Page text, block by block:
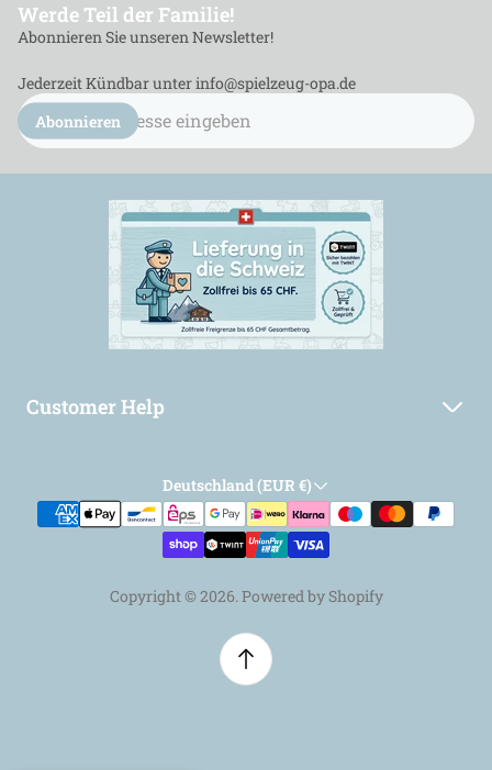
Werde Teil der Familie!
Abonnieren Sie unseren Newsletter!
Jederzeit Kündbar unter info@spielzeug-opa.de
E-
Mail
Adresse
Abonnieren
Customer Help
Allgemeine Geschäftsbedingungen
Widerrufsrecht
Datenschutzrichtlinien
Deutschland (EUR €)
Copyright © 2026. Powered by Shopify